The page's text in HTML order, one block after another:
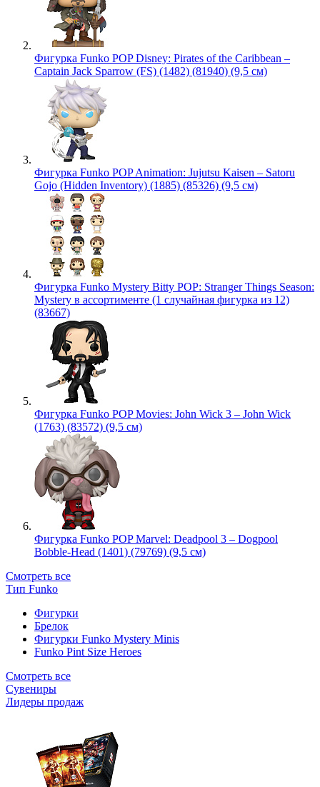
Фигурка Funko POP Disney: Pirates of the Caribbean –
Captain Jack Sparrow (FS) (1482) (81940) (9,5 см)
Фигурка Funko POP Animation: Jujutsu Kaisen – Satoru
Gojo (Hidden Inventory) (1885) (85326) (9,5 см)
Фигурка Funko Mystery Bitty POP: Stranger Things Season:
Mystery в ассортименте (1 случайная фигурка из 12)
(83667)
Фигурка Funko POP Movies: John Wick 3 – John Wick
(1763) (83572) (9,5 см)
Фигурка Funko POP Marvel: Deadpool 3 – Dogpool
Bobble-Head (1401) (79769) (9,5 см)
Смотреть все
Тип Funko
Фигурки
Брелок
Фигурки Funko Mystery Minis
Funko Pint Size Heroes
Смотреть все
Сувениры
Лидеры продаж